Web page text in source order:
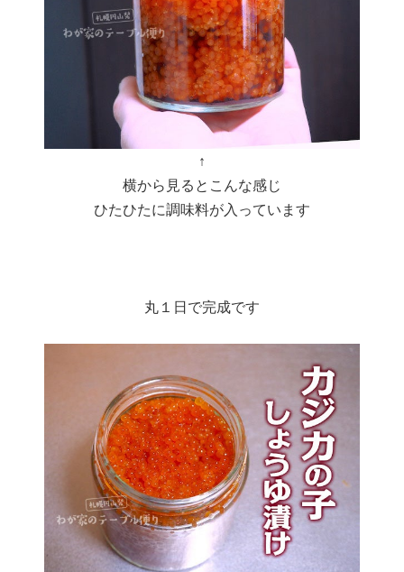
↑
横から見るとこんな感じ
ひたひたに調味料が入っています
丸１日で完成です